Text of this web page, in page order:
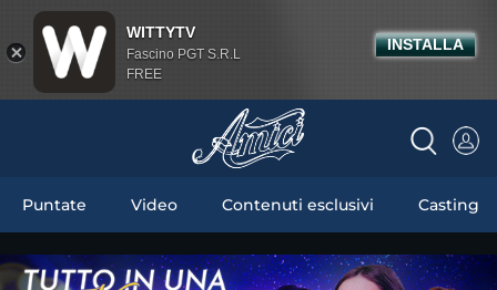
Puntate Video Contenuti esclusivi Casting
WITTYTV
Fascino PGT S.R.L
FREE
INSTALLA